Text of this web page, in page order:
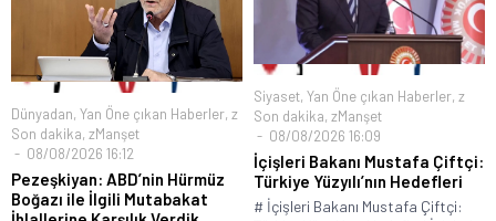
Dünyadan, Yan Öne çıkan Haberler, z
Son dakika, zManşet
08/08/2026 16:12
Pezeşkiyan: ABD’nin Hürmüz
Boğazı ile İlgili Mutabakat
Siyaset, Yan Öne çıkan Haberler, z
Son dakika, zManşet
08/08/2026 16:09
İçişleri Bakanı Mustafa Çiftçi:
Türkiye Yüzyılı’nın Hedefleri
# İçişleri Bakanı Mustafa Çiftçi: